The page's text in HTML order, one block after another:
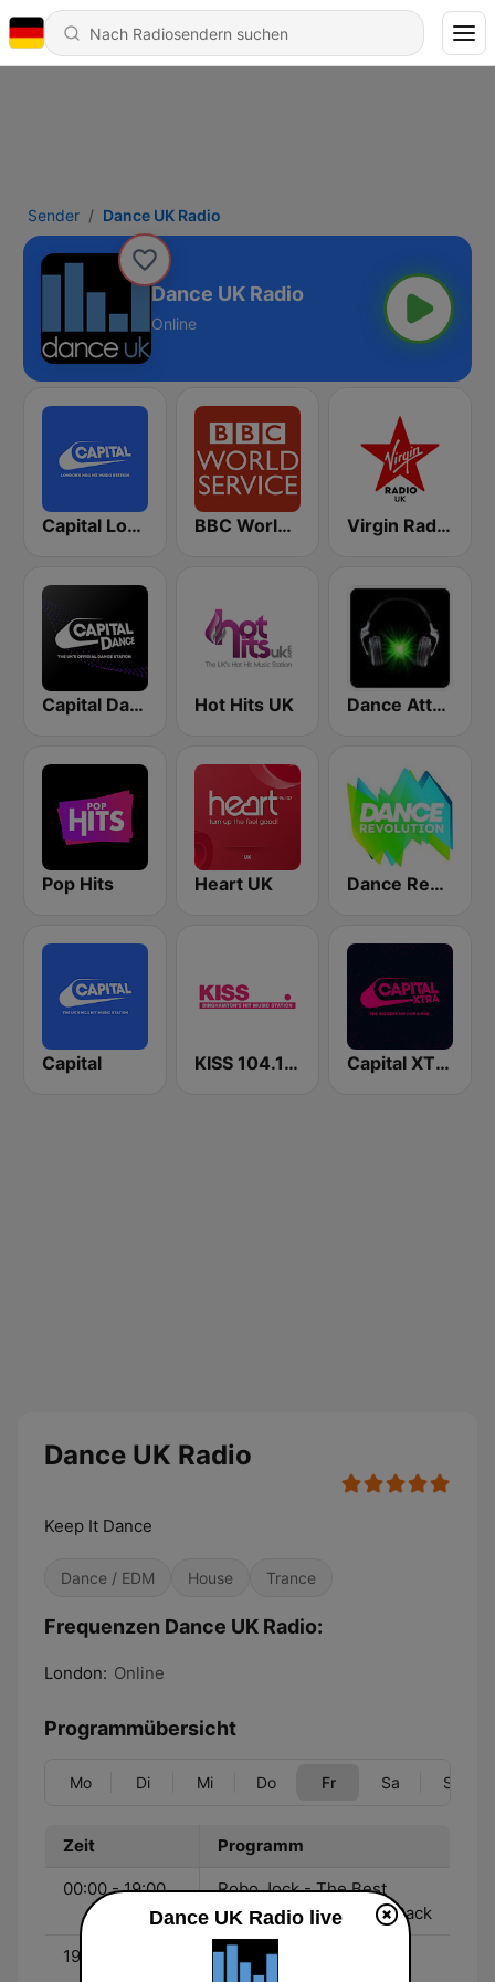
Sender Dance UK Radio
Dance UK Radio
Online
Capital London BBC World Service Virgin Radio UK
Capital Dance Hot Hits UK Dance Attack FM
Pop Hits Heart UK Dance Revolution
Capital KISS 104.1 FM Capital XTRA
Dance UK Radio
Keep It Dance
Dance / EDM House Trance
Frequenzen Dance UK Radio:
London: Online
Programmübersicht
Mo Di Mi Do Fr Sa So
Zeit Programm
00:00 - 19:00
Robo Jock - The Best
Dance Tracks Back To Back
19:00 - 21:00
Kas Page - Beyond
Dance UK Radio live